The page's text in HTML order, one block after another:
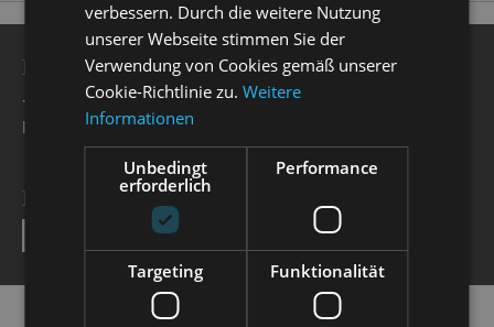
BESUCHERSERVICE
+49 351 32042 222
karten@staatsoperette.de
NEWSLETTER
verbessern. Durch die weitere Nutzung
unserer Webseite stimmen Sie der
Verwendung von Cookies gemäß unserer
Cookie-Richtlinie zu.Weitere
Informationen
Unbedingt
erforderlich
Performance
Targeting Funktionalität